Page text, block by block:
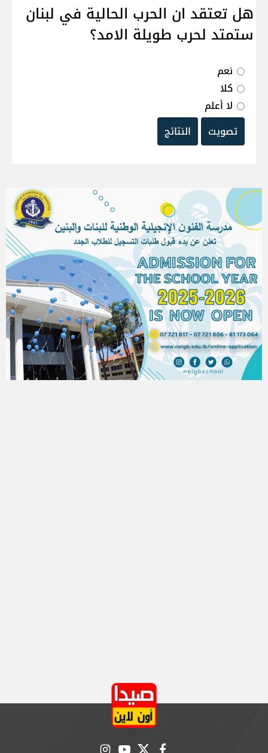
هل تعتقد ان الحرب الحالية في لبنان
ستمتد لحرب طويلة الامد؟
نعم
كلا
لا أعلم
تصويت
النتائج